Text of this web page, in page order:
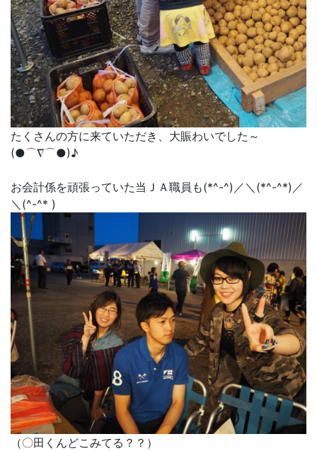
たくさんの方に来ていただき、大賑わいでした～
(●⌒∇⌒●)♪
お会計係を頑張っていた当ＪＡ職員も(*^-^)／＼(*^-^*)／
＼(^-^* )
（〇田くんどこみてる？？）